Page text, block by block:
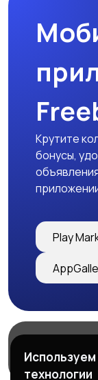
Крутите
бонусы,
Play
Служба
технологии